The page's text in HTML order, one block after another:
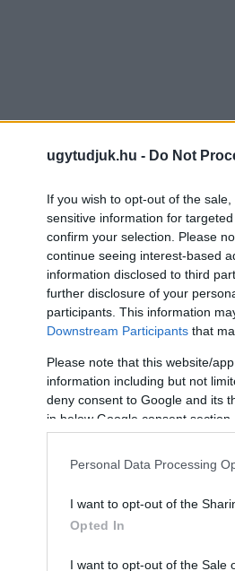
ugytudjuk.hu - Do Not
If you wish to opt-out of the
sensitive information for
confirm your selection. Please
continue seeing interest-based
information disclosed to third
further disclosure of your
participants. This information
Downstream Participants that
Please note that this website/
information including but not
deny consent to Google and its
in below Google consent section.
Personal Data Processing
I want to opt-out of the
Opted In
I want to opt-out of the Sale